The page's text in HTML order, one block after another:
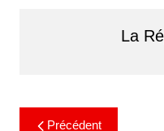
La
Précédent